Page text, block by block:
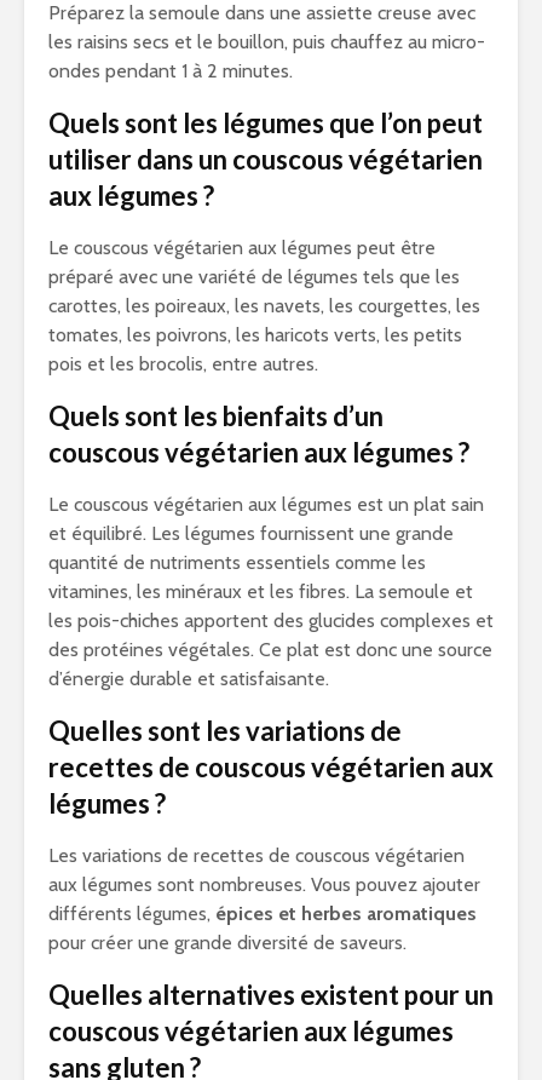
Préparez la semoule dans une assiette creuse avec
les raisins secs et le bouillon, puis chauffez au micro-
ondes pendant 1 à 2 minutes.
Quels sont les légumes que l’on peut
utiliser dans un couscous végétarien
aux légumes ?
Le couscous végétarien aux légumes peut être
préparé avec une variété de légumes tels que les
carottes, les poireaux, les navets, les courgettes, les
tomates, les poivrons, les haricots verts, les petits
pois et les brocolis, entre autres.
Quels sont les bienfaits d’un
couscous végétarien aux légumes ?
Le couscous végétarien aux légumes est un plat sain
et équilibré. Les légumes fournissent une grande
quantité de nutriments essentiels comme les
vitamines, les minéraux et les fibres. La semoule et
les pois-chiches apportent des glucides complexes et
des protéines végétales. Ce plat est donc une source
d’énergie durable et satisfaisante.
Quelles sont les variations de
recettes de couscous végétarien aux
légumes ?
Les variations de recettes de couscous végétarien
aux légumes sont nombreuses. Vous pouvez ajouter
différents légumes, épices et herbes aromatiques
pour créer une grande diversité de saveurs.
Quelles alternatives existent pour un
couscous végétarien aux légumes
sans gluten ?